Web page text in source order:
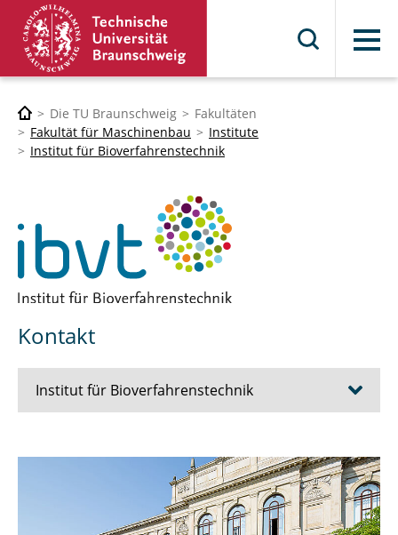
Menü
Die TU Braunschweig
Fakultäten
Fakultät für Maschinenbau
Institute
Institut für Bioverfahrenstechnik
Kontakt
Institut für Bioverfahrenstechnik
Kooperation und Förderung
Forschung